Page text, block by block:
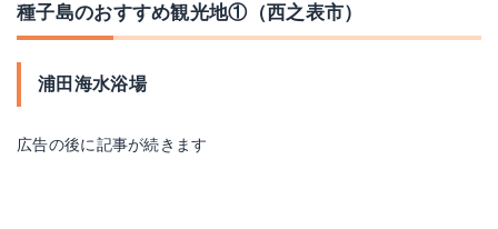
種子島のおすすめ観光地①（西之表市）
浦田海水浴場
広告の後に記事が続きます